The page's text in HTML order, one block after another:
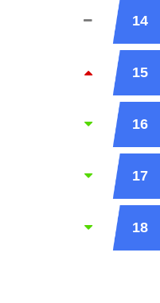
14
15
16
17
18